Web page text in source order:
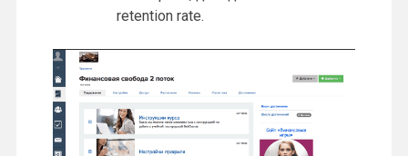
retention rate.